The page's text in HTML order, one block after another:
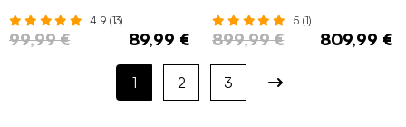
4.9 (13)
99,99 € 89,99 €
5 (1)
899,99 € 809,99 €
1 2 3